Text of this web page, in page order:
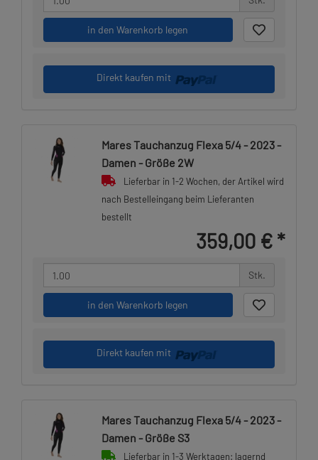
in den Warenkorb legen
Direkt kaufen mit
Mares Tauchanzug Flexa 5/4 - 2023 -
Damen - Größe 2W
Lieferbar in 1-2 Wochen, der Artikel wird
nach Bestelleingang beim Lieferanten
bestellt
359,00 € *
Stk.
in den Warenkorb legen
Direkt kaufen mit
Mares Tauchanzug Flexa 5/4 - 2023 -
Damen - Größe S3
Lieferbar in 1-3 Werktagen: lagernd